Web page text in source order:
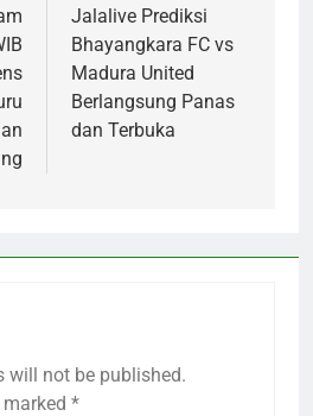
Jalalive Prediksi
Bhayangkara FC vs
Madura United
Berlangsung Panas
dan Terbuka
will not be published.
*